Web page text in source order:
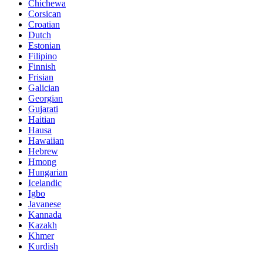
Chichewa
Corsican
Croatian
Dutch
Estonian
Filipino
Finnish
Frisian
Galician
Georgian
Gujarati
Haitian
Hausa
Hawaiian
Hebrew
Hmong
Hungarian
Icelandic
Igbo
Javanese
Kannada
Kazakh
Khmer
Kurdish